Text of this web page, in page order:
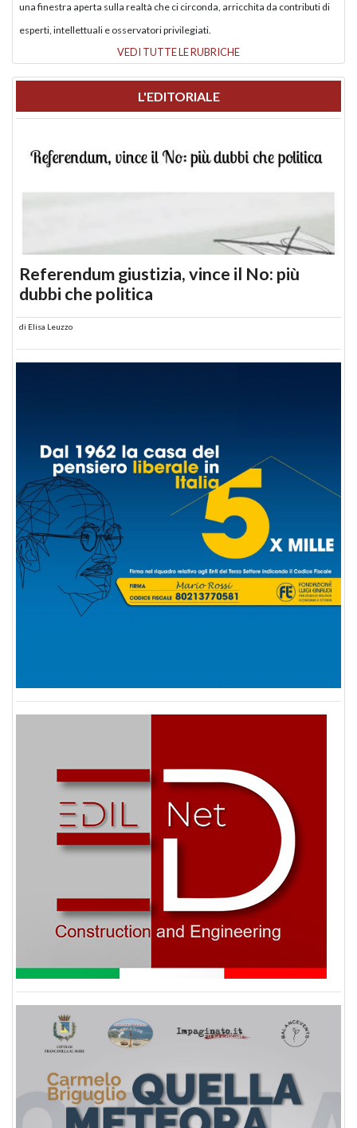
una finestra aperta sulla realtà che ci circonda, arricchita da contributi di
esperti, intellettuali e osservatori privilegiati.
VEDI TUTTE LE RUBRICHE
L'EDITORIALE
Referendum giustizia, vince il No: più
dubbi che politica
di Elisa Leuzzo